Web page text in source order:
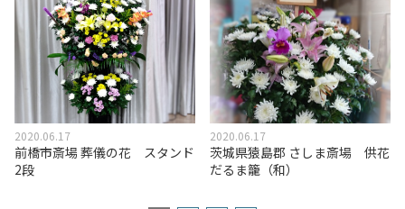
2020.06.17
前橋市斎場 葬儀の花 スタンド
2段
2020.06.17
茨城県猿島郡 さしま斎場 供花
だるま籠（和）